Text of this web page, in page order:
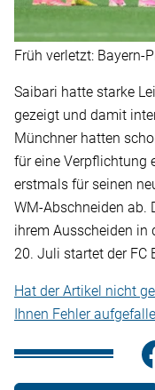
Früh verletzt: Bayern-
Saibari hatte starke
gezeigt und damit
Münchner hatten
für eine Verpflichtung
erstmals für seinen
WM-Abschneiden ab.
ihrem Ausscheiden in
20. Juli startet der FC
Hat der Artikel nicht
Ihnen Fehler